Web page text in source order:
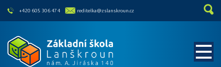
skip to main content
+420 605 306 474 reditelka@zslanskroun.cz